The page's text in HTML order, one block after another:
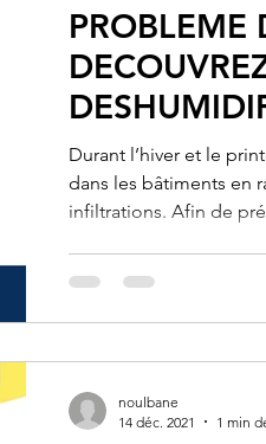
PROBLEME
CHANTIER
/ 24 H
Durant l’hiver et le
dans les bâtiments en
infiltrations. Afin de
noulbane
14 déc. 2021
1 min